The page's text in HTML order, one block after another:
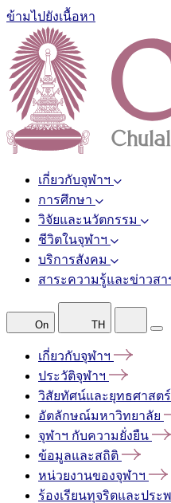
ข้ามไปยังเนื้อหา
เกี่ยวกับจุฬาฯ
การศึกษา
วิจัยและนวัตกรรม
ชีวิตในจุฬาฯ
บริการสังคม
สาระความรู้และข่าวสา
On TH
เกี่ยวกับจุฬาฯ
ประวัติจุฬาฯ
วิสัยทัศน์และยุทธศาสตร์
อัตลักษณ์มหาวิทยาลัย
จุฬาฯ กับความยั่งยืน
ข้อมูลและสถิติ
หน่วยงานของจุฬาฯ
ร้องเรียนทุจริตและประ